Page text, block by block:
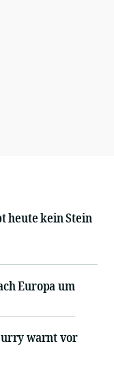
heute kein Stein
Europa um
warnt vor